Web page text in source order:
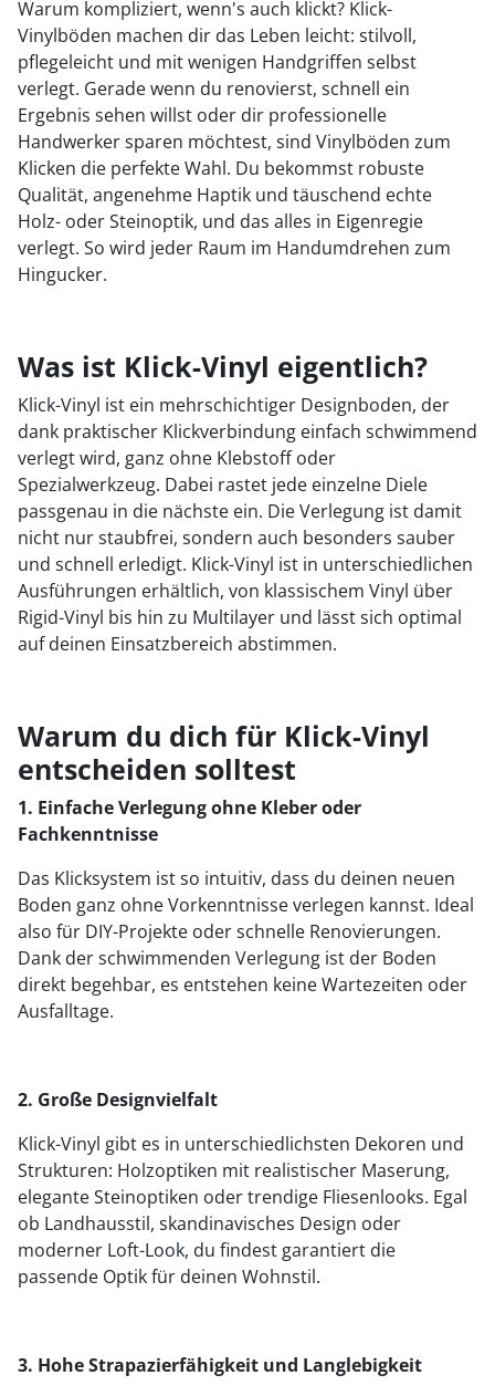
2
3
Warum kompliziert, wenn's auch klickt? Klick-
Vinylböden machen dir das Leben leicht: stilvoll,
pflegeleicht und mit wenigen Handgriffen selbst
verlegt. Gerade wenn du renovierst, schnell ein
Ergebnis sehen willst oder dir professionelle
Handwerker sparen möchtest, sind Vinylböden zum
Klicken die perfekte Wahl. Du bekommst robuste
Qualität, angenehme Haptik und täuschend echte
Holz- oder Steinoptik, und das alles in Eigenregie
verlegt. So wird jeder Raum im Handumdrehen zum
Hingucker.
Was ist Klick-Vinyl eigentlich?
Klick-Vinyl ist ein mehrschichtiger Designboden, der
dank praktischer Klickverbindung einfach schwimmend
verlegt wird, ganz ohne Klebstoff oder
Spezialwerkzeug. Dabei rastet jede einzelne Diele
passgenau in die nächste ein. Die Verlegung ist damit
nicht nur staubfrei, sondern auch besonders sauber
und schnell erledigt. Klick-Vinyl ist in unterschiedlichen
Ausführungen erhältlich, von klassischem Vinyl über
Rigid-Vinyl bis hin zu Multilayer und lässt sich optimal
auf deinen Einsatzbereich abstimmen.
Warum du dich für Klick-Vinyl
entscheiden solltest
1. Einfache Verlegung ohne Kleber oder
Fachkenntnisse
Das Klicksystem ist so intuitiv, dass du deinen neuen
Boden ganz ohne Vorkenntnisse verlegen kannst. Ideal
also für DIY-Projekte oder schnelle Renovierungen.
Dank der schwimmenden Verlegung ist der Boden
direkt begehbar, es entstehen keine Wartezeiten oder
Ausfalltage.
2. Große Designvielfalt
Klick-Vinyl gibt es in unterschiedlichsten Dekoren und
Strukturen: Holzoptiken mit realistischer Maserung,
elegante Steinoptiken oder trendige Fliesenlooks. Egal
ob Landhausstil, skandinavisches Design oder
moderner Loft-Look, du findest garantiert die
passende Optik für deinen Wohnstil.
3. Hohe Strapazierfähigkeit und Langlebigkeit